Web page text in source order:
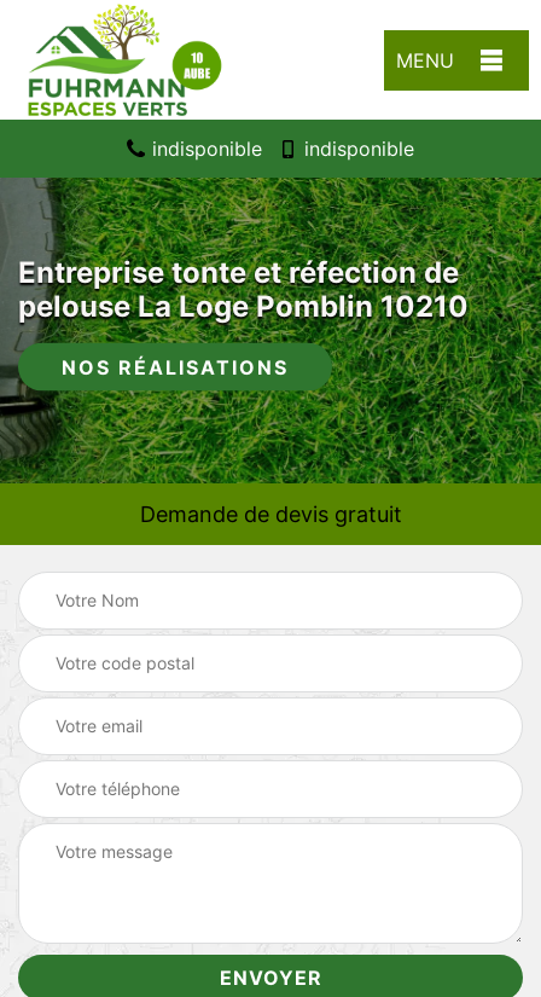
MENU
indisponible indisponible
Entreprise tonte et réfection de
pelouse La Loge Pomblin 10210
NOS RÉALISATIONS
Demande de devis gratuit